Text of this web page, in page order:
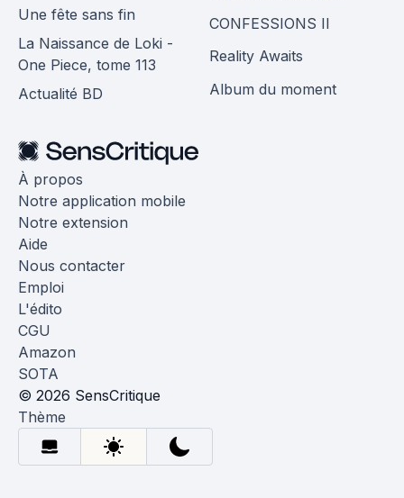
Une fête sans fin
La Naissance de Loki -
One Piece, tome 113
Actualité BD
CONFESSIONS II
Reality Awaits
Album du moment
À propos
Notre application mobile
Notre extension
Aide
Nous contacter
Emploi
L'édito
CGU
Amazon
SOTA
© 2026 SensCritique
Thème